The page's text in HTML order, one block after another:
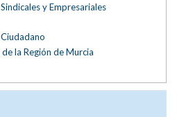
y Empresariales
la Región de Murcia